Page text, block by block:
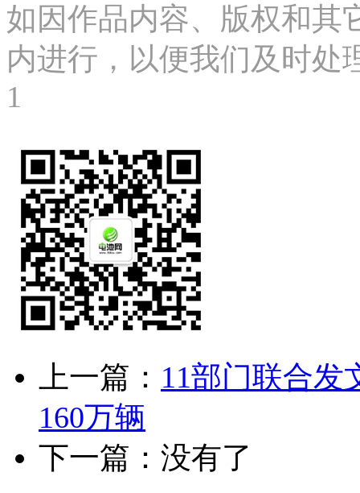
如因作品内容、版权和其
内进行，以便我们及时处
1
上一篇： 11部门联合发
160万辆
下一篇：没有了